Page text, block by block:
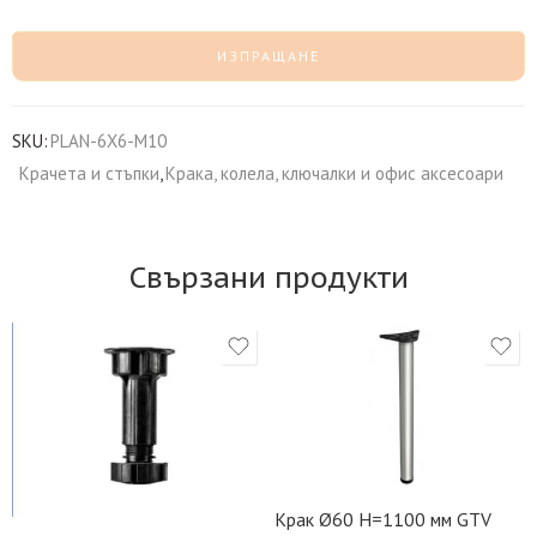
SKU:PLAN-6X6-M10
Крачета и стъпки,Крака, колела, ключалки и офис аксесоари
Свързани продукти
Крак Ø60 H=1100 мм GTV